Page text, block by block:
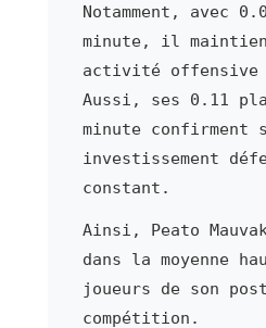
Notamment, avec
minute, il
activité offensive
Aussi, ses 0.11
minute confirment
investissement
constant.
Ainsi, Peato
dans la moyenne
joueurs de son
compétition.